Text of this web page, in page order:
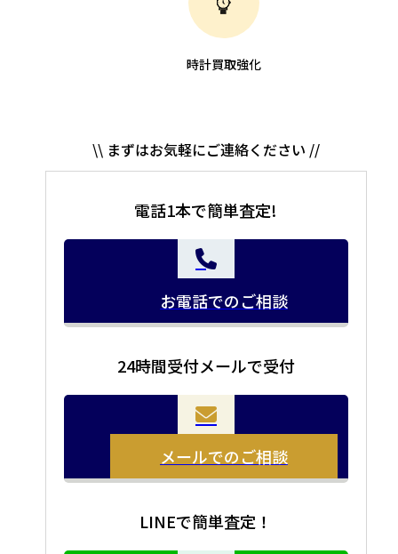
時計買取強化
電話1本で簡単査定!
お電話でのご相談
24時間受付メールで受付
メールでのご相談
LINEで簡単査定！